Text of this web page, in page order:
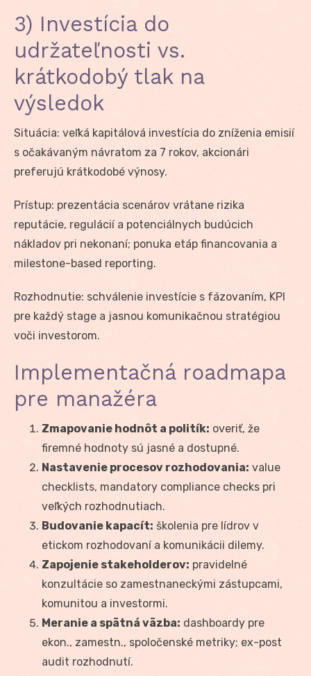
3) Investícia do
udržateľnosti vs.
krátkodobý tlak na
výsledok
Situácia: veľká kapitálová investícia do zníženia emisií
s očakávaným návratom za 7 rokov, akcionári
preferujú krátkodobé výnosy.
Prístup: prezentácia scenárov vrátane rizika
reputácie, regulácií a potenciálnych budúcich
nákladov pri nekonaní; ponuka etáp financovania a
milestone-based reporting.
Rozhodnutie: schválenie investície s fázovaním, KPI
pre každý stage a jasnou komunikačnou stratégiou
voči investorom.
Implementačná roadmapa
pre manažéra
Zmapovanie hodnôt a politík: overiť, že
firemné hodnoty sú jasné a dostupné.
Nastavenie procesov rozhodovania: value
checklists, mandatory compliance checks pri
veľkých rozhodnutiach.
Budovanie kapacít: školenia pre lídrov v
etickom rozhodovaní a komunikácii dilemy.
Zapojenie stakeholderov: pravidelné
konzultácie so zamestnaneckými zástupcami,
komunitou a investormi.
Meranie a spätná väzba: dashboardy pre
ekon., zamestn., spoločenské metriky; ex-post
audit rozhodnutí.